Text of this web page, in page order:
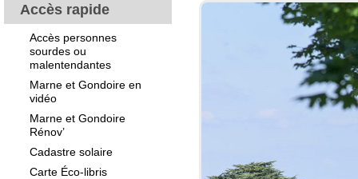
Accès rapide
Accès personnes
sourdes ou
malentendantes
Marne et Gondoire en
vidéo
Marne et Gondoire
Rénov’
Cadastre solaire
Carte Éco-libris